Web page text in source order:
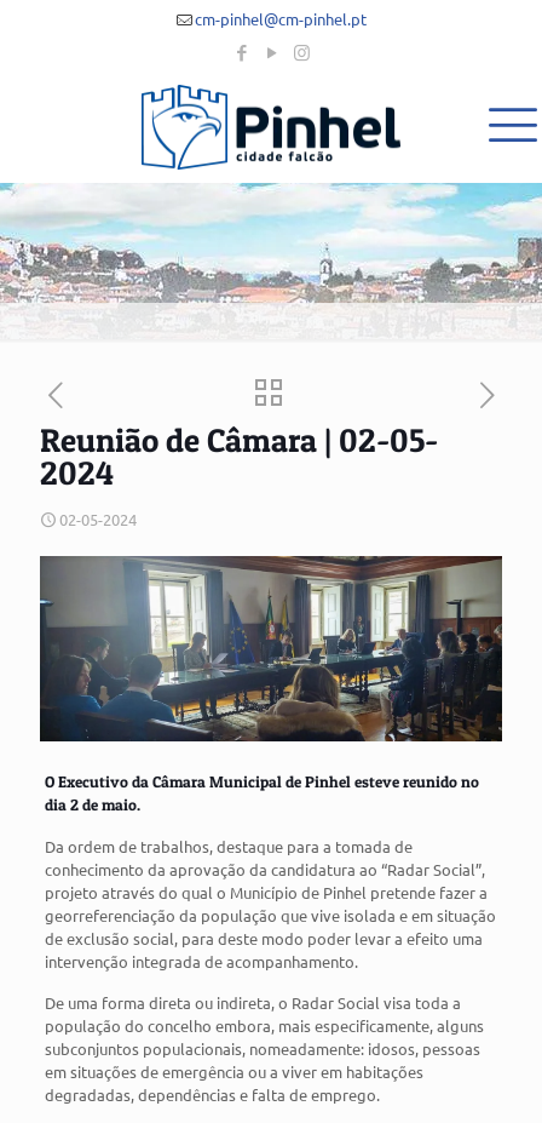
cm-pinhel@cm-pinhel.pt
Reunião de Câmara | 02-05-
2024
02-05-2024
O Executivo da Câmara Municipal de Pinhel esteve reunido no
dia 2 de maio.
Da ordem de trabalhos, destaque para a tomada de
conhecimento da aprovação da candidatura ao “Radar Social”,
projeto através do qual o Município de Pinhel pretende fazer a
georreferenciação da população que vive isolada e em situação
de exclusão social, para deste modo poder levar a efeito uma
intervenção integrada de acompanhamento.
De uma forma direta ou indireta, o Radar Social visa toda a
população do concelho embora, mais especificamente, alguns
subconjuntos populacionais, nomeadamente: idosos, pessoas
em situações de emergência ou a viver em habitações
degradadas, dependências e falta de emprego.